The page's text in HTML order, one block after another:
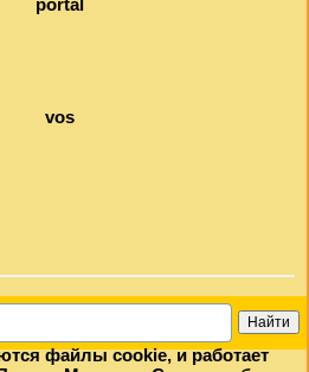
файлы cookie, и работает